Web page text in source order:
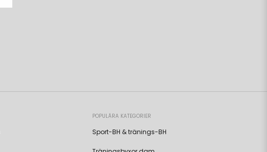
POPULÄRA KATEGORIER
Sport-BH & tränings-BH